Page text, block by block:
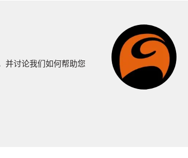
并讨论我们如何帮助您